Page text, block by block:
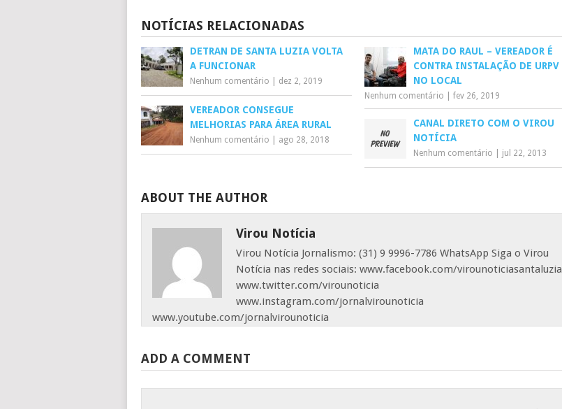
NOTÍCIAS RELACIONADAS
DETRAN DE SANTA LUZIA VOLTA
A FUNCIONAR
Nenhum comentário dez 2, 2019
MATA DO RAUL – VEREADOR É
CONTRA INSTALAÇÃO DE URPV
NO LOCAL
Nenhum comentário |fev 26, 2019
VEREADOR CONSEGUE
MELHORIAS PARA ÁREA RURAL
Nenhum comentário ago 28, 2018
CANAL DIRETO COM O VIROU
NOTÍCIA
Nenhum comentário jul 22, 2013
ABOUT THE AUTHOR
Virou Notícia
Virou Notícia Jornalismo: (31) 9 9996-7786 WhatsApp Siga o Virou
Notícia nas redes sociais: www.facebook.com/virounoticiasantaluzia
www.twitter.com/virounoticia
www.instagram.com/jornalvirounoticia
www.youtube.com/jornalvirounoticia
ADD A COMMENT